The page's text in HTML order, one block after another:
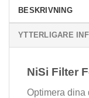
BESKRIVNING
YTTERLIGARE
NiSi Filter
Optimera dina